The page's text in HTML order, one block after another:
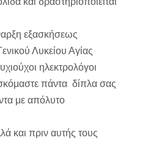
εξασκήσεως
Λυκείου Αγίας
ηλεκτρολόγοι
πάντα δίπλα σας
με απόλυτο
και πριν αυτής τους